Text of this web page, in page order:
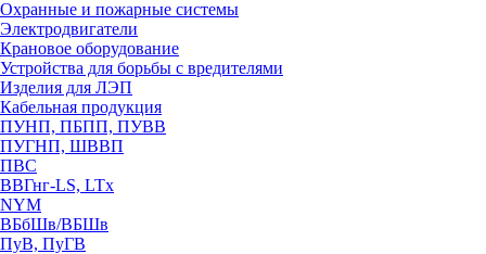
Охранные и пожарные системы
Электродвигатели
Крановое оборудование
Устройства для борьбы с вредителями
Изделия для ЛЭП
Кабельная продукция
ПУНП, ПБПП, ПУВВ
ПУГНП, ШВВП
ПВС
ВВГнг-LS, LTx
NYM
ВБбШв/ВБШв
ПуВ, ПуГВ